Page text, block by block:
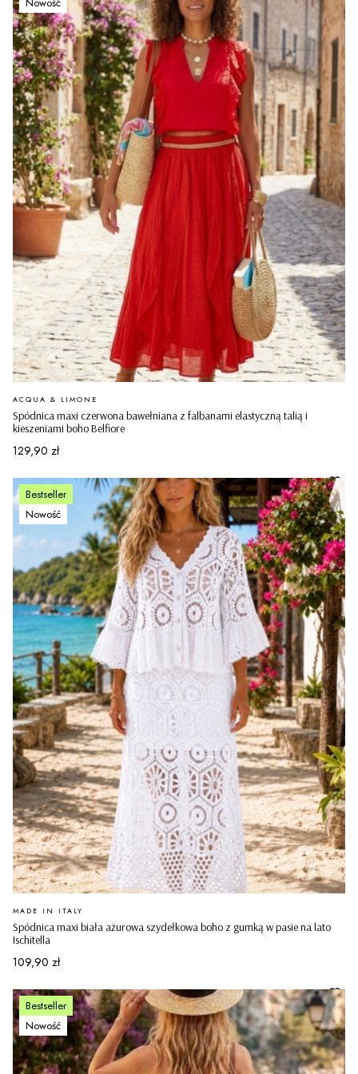
Spódnica maxi czerwona bawełniana z falbanami elastyczną talią i
kieszeniami boho Belfiore
PRODUCENT
ACQUA & LIMONE
Cena
129,90 zł
Bestseller
Nowość
Spódnica maxi biała ażurowa szydełkowa boho z gumką w pasie na lato
Ischitella
PRODUCENT
MADE IN ITALY
Cena
109,90 zł
Bestseller
Nowość